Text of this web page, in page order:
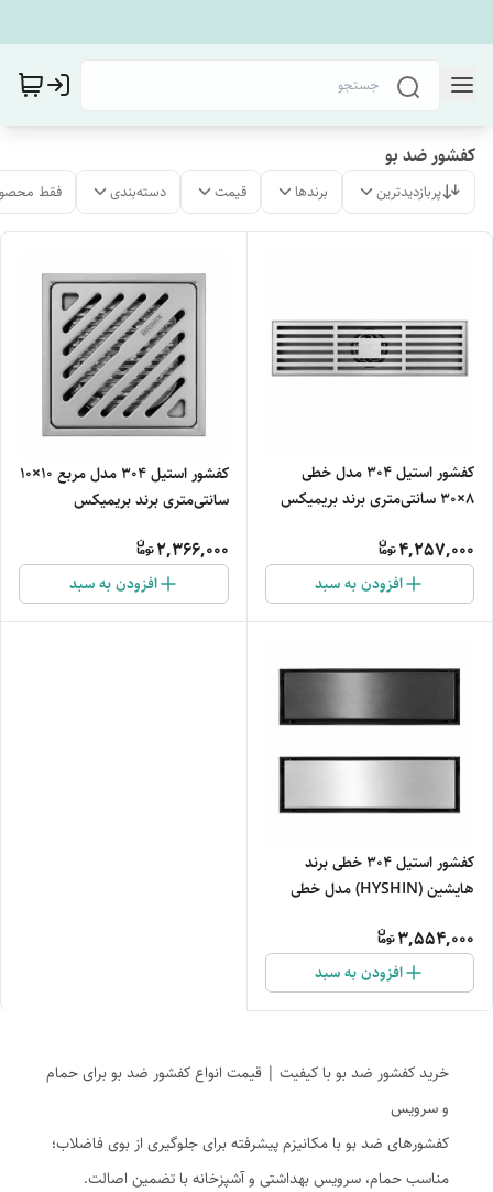
کفشور ضد بو
پربازدیدترین برندها قیمت دسته‌بندی فقط
کفشور استیل 304 مدل خطی
8×30 سانتی‌متری برند بریمیکس
4,257,000
افزودن به سبد
کفشور استیل 304 مدل مربع 10×10
سانتی‌متری برند بریمیکس
2,366,000
افزودن به سبد
کفشور استیل ۳۰۴ خطی برند
هایشین (HYSHIN) مدل خطی
3,554,000
افزودن به سبد
خرید کفشور ضد بو با کیفیت | قیمت انواع کفشور ضد بو برای حمام
و سرویس
کفشورهای ضد بو با مکانیزم پیشرفته برای جلوگیری از بوی فاضلاب؛
مناسب حمام، سرویس بهداشتی و آشپزخانه با تضمین اصالت.